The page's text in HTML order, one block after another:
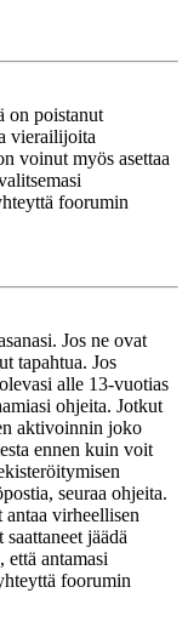
on poistanut
vierailijoita
voinut myös asettaa
foorumin
Jos ne ovat
tapahtua. Jos
alle 13-vuotias
ohjeita. Jotkut
aktivoinnin joko
ennen kuin voit
seuraa ohjeita.
antaa virheellisen
jäädä
että antamasi
foorumin